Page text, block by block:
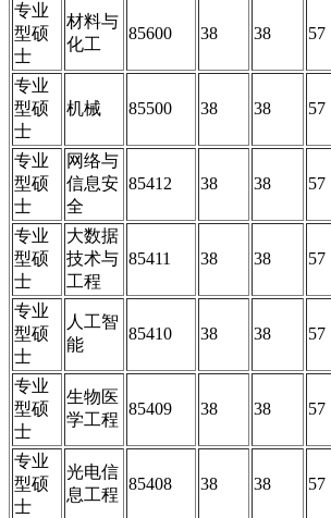
专业
型硕
士
材料与
化工
85600 38 38 57
专业
型硕
士
机械 85500 38 38 57
专业
型硕
士
网络与
信息安
全
85412 38 38 57
专业
型硕
士
大数据
技术与
工程
85411 38 38 57
专业
型硕
士
人工智
能
85410 38 38 57
专业
型硕
士
生物医
学工程
85409 38 38 57
专业
型硕
士
光电信
息工程
85408 38 38 57